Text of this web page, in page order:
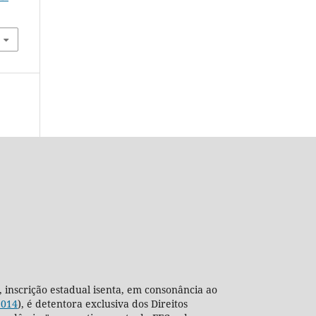
inscrição estadual isenta, em consonância ao
), é detentora exclusiva dos Direitos